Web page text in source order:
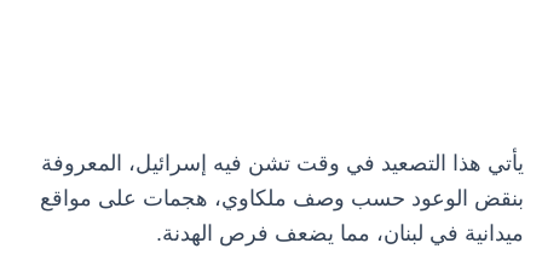
يأتي هذا التصعيد في وقت تشن فيه إسرائيل، المعروفة
بنقض الوعود حسب وصف ملكاوي، هجمات على مواقع
ميدانية في لبنان، مما يضعف فرص الهدنة.